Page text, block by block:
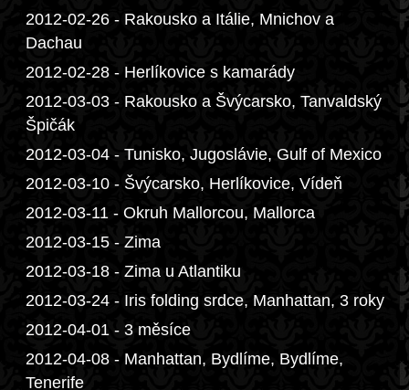
2012-02-26 - Rakousko a Itálie, Mnichov a
Dachau
2012-02-28 - Herlíkovice s kamarády
2012-03-03 - Rakousko a Švýcarsko, Tanvaldský
Špičák
2012-03-04 - Tunisko, Jugoslávie, Gulf of Mexico
2012-03-10 - Švýcarsko, Herlíkovice, Vídeň
2012-03-11 - Okruh Mallorcou, Mallorca
2012-03-15 - Zima
2012-03-18 - Zima u Atlantiku
2012-03-24 - Iris folding srdce, Manhattan, 3 roky
2012-04-01 - 3 měsíce
2012-04-08 - Manhattan, Bydlíme, Bydlíme,
Tenerife